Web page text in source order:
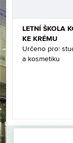
LETNÍ ŠKOLA
KE KRÉMU
Určeno pro:
a kosmetiku